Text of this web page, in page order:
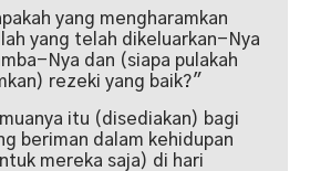
yang mengharamkan
yang telah dikeluarkan-Nya
Nya dan (siapa pulakah
rezeki yang baik?"
itu (disediakan) bagi
beriman dalam kehidupan
mereka saja) di hari